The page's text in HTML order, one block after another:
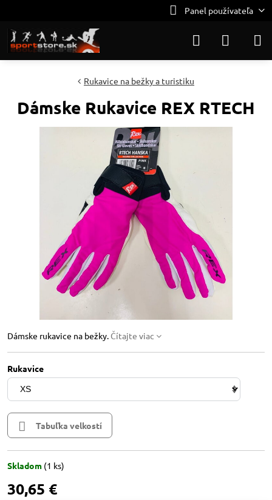
Panel používateľa
Rukavice na bežky a turistiku
Dámske Rukavice REX RTECH
Dámske rukavice na bežky. Čítajte viac
Rukavice
Tabuľka velkostí
Skladom (1 ks)
30,65 €